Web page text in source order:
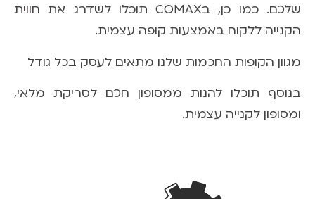
שלכם. כמו כן, בCOMAX תוכלו לשדרג את חווית
הקנייה ללקוח באמצעות קופה עצמית.
מגוון הקופות החכמות שלנו מתאים לעסק בכל גודל
בנוסף תוכלו להנות ממסופון חכם לסריקת מלאי,
ומסופון לקנייה עצמית.